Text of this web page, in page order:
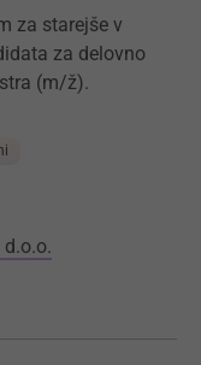
za starejše v
za delovno
(m/ž).